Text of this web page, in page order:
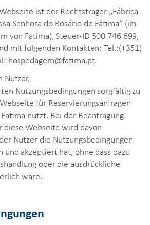
ist der Rechtsträger „Fábrica
Senhora do Rosário de Fátima“ (im
von Fatima), Steuer-ID 500 746 699,
mit folgenden Kontakten: Tel.:(+351)
hospedagem@fatima.pt.
Nutzer,
Nutzungsbedingungen sorgfältig zu
für Reservierungsanfragen
nutzt. Bei der Beantragung
diese Webseite wird davon
Nutzer die Nutzungsbedingungen
und akzeptiert hat, ohne dass dazu
oder die ausdrückliche
wäre.